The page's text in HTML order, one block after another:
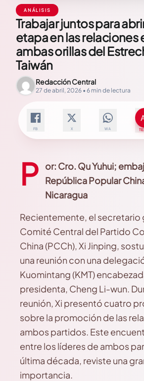
ANÁLISIS
Trabajar juntos para
etapa en las relaciones
ambas orillas del
Taiwán
Redacción Central
27 de abril, 2026 • 6 min de lectura
FB X WA
P
or: Cro. Qu Yuhui;
República Popular
Nicaragua
Recientemente, el secretario
Comité Central del Partido
China (PCCh), Xi Jinping,
una reunión con una
Kuomintang (KMT)
presidenta, Cheng Li-wun.
reunión, Xi presentó cuatro
sobre la promoción de las
ambos partidos. Este
entre los líderes de ambos
última década, reviste una
importancia.